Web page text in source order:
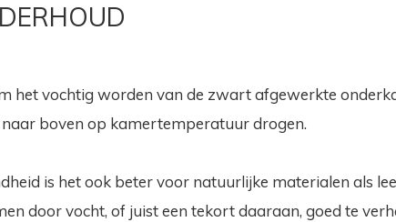
het vochtig worden van de zwart afgewerkte
boven op kamertemperatuur drogen.
is het ook beter voor natuurlijke materialen als
door vocht, of juist een tekort daaraan, goed te